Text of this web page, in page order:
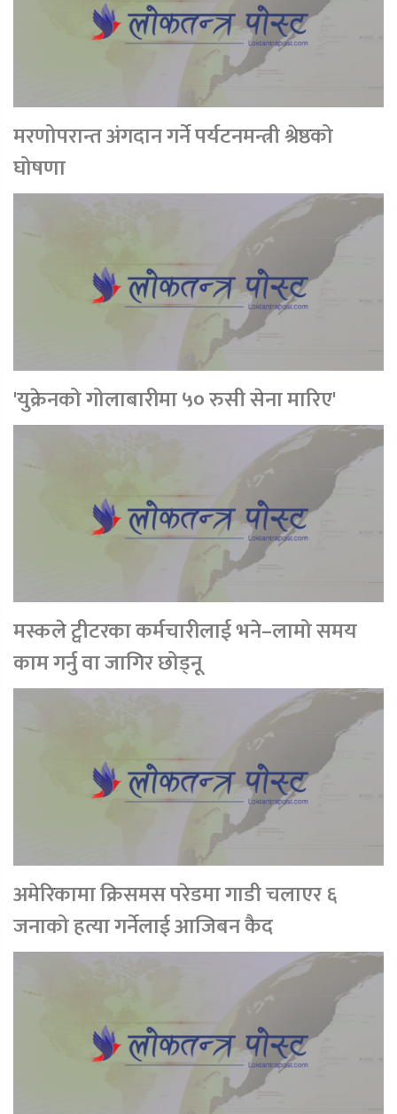
मरणोपरान्त अंगदान गर्ने पर्यटनमन्त्री श्रेष्ठको
घोषणा
'युक्रेनको गोलाबारीमा ५० रुसी सेना मारिए'
मस्कले ट्वीटरका कर्मचारीलाई भने–लामो समय
काम गर्नु वा जागिर छोड्नू
अमेरिकामा क्रिसमस परेडमा गाडी चलाएर ६
जनाको हत्या गर्नेलाई आजिबन कैद